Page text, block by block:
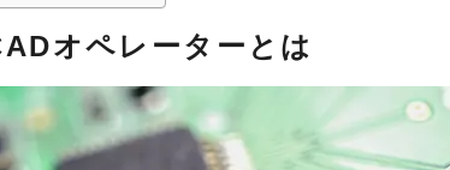
オペレーターとは